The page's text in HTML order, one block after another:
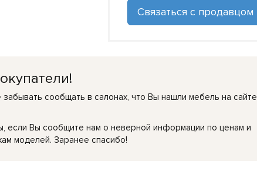
сообщать в салонах, что Вы нашли мебель на сайте
если Вы сообщите нам о неверной информации по ценам и
моделей. Заранее спасибо!